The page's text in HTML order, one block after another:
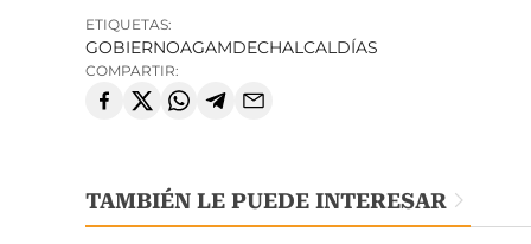
ETIQUETAS:
GOBIERNOAGAMDECHALCALDÍAS
COMPARTIR:
TAMBIÉN LE PUEDE INTERESAR